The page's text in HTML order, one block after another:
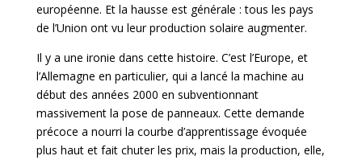
européenne. Et la hausse est générale : tous les pays
de l’Union ont vu leur production solaire augmenter.
Il y a une ironie dans cette histoire. C’est l’Europe, et
l’Allemagne en particulier, qui a lancé la machine au
début des années 2000 en subventionnant
massivement la pose de panneaux. Cette demande
précoce a nourri la courbe d’apprentissage évoquée
plus haut et fait chuter les prix, mais la production, elle,